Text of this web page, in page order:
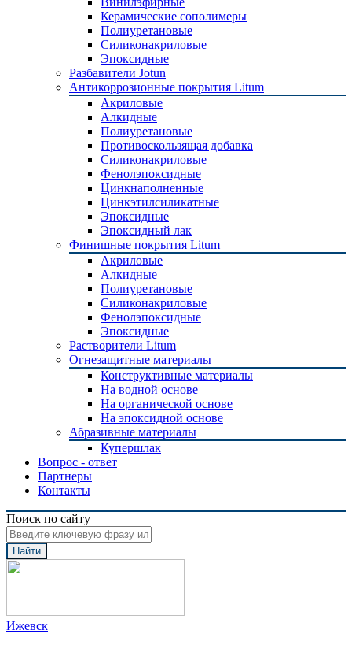
Керамические сополимеры
Полиуретановые
Силиконакриловые
Эпоксидные
Разбавители Jotun
Антикоррозионные покрытия Litum
Акриловые
Алкидные
Полиуретановые
Противоскользящая добавка
Силиконакриловые
Фенолэпоксидные
Цинкнаполненные
Цинкэтилсиликатные
Эпоксидные
Эпоксидный лак
Финишные покрытия Litum
Акриловые
Алкидные
Полиуретановые
Силиконакриловые
Фенолэпоксидные
Эпоксидные
Растворители Litum
Огнезащитные материалы
Конструктивные материалы
На водной основе
На органической основе
На эпоксидной основе
Абразивные материалы
Купершлак
Вопрос - ответ
Партнеры
Контакты
Поиск по сайту
Найти
Ижевск